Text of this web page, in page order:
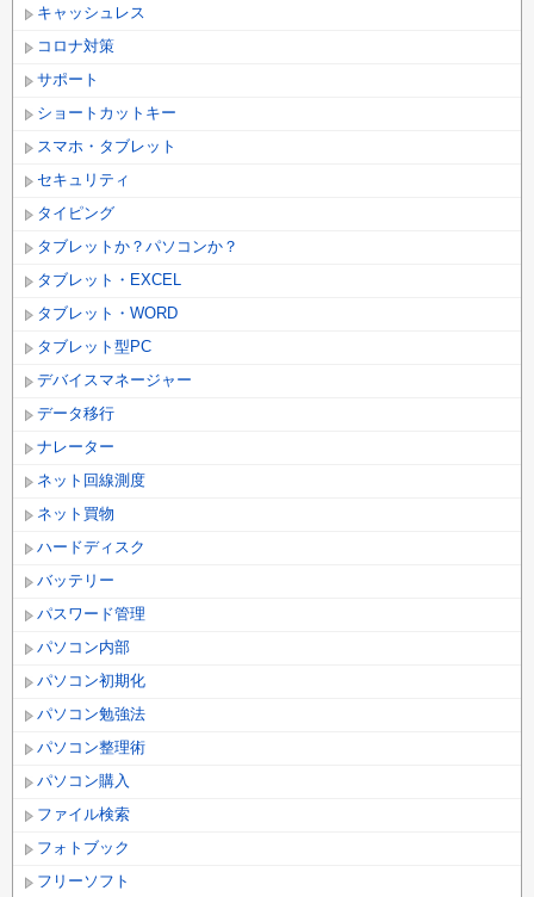
キャッシュレス
コロナ対策
サポート
ショートカットキー
スマホ・タブレット
セキュリティ
タイピング
タブレットか？パソコンか？
タブレット・EXCEL
タブレット・WORD
タブレット型PC
デバイスマネージャー
データ移行
ナレーター
ネット回線測度
ネット買物
ハードディスク
バッテリー
パスワード管理
パソコン内部
パソコン初期化
パソコン勉強法
パソコン整理術
パソコン購入
ファイル検索
フォトブック
フリーソフト